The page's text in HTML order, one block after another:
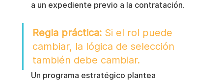
a un expediente previo a la contratación.
Regla práctica: Si el rol puede
cambiar, la lógica de selección
también debe cambiar.
Un programa estratégico plantea